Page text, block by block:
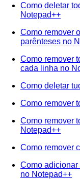
Como deletar
Notepad++
Como remover
parênteses no
Como remover
cada linha no
Como deletar
Como remover
Como remover
Notepad++
Como remover
Como
no Notepad++